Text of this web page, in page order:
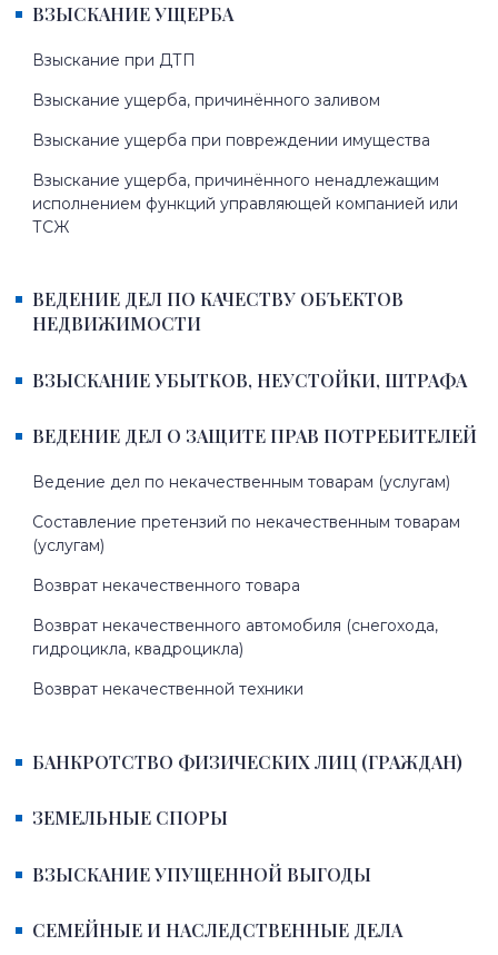
ВЗЫСКАНИЕ УЩЕРБА
Взыскание при ДТП
Взыскание ущерба, причинённого заливом
Взыскание ущерба при повреждении имущества
Взыскание ущерба, причинённого ненадлежащим
исполнением функций управляющей компанией или
ТСЖ
ВЕДЕНИЕ ДЕЛ ПО КАЧЕСТВУ ОБЪЕКТОВ
НЕДВИЖИМОСТИ
ВЗЫСКАНИЕ УБЫТКОВ, НЕУСТОЙКИ, ШТРАФА
ВЕДЕНИЕ ДЕЛ О ЗАЩИТЕ ПРАВ ПОТРЕБИТЕЛЕЙ
Ведение дел по некачественным товарам (услугам)
Составление претензий по некачественным товарам
(услугам)
Возврат некачественного товара
Возврат некачественного автомобиля (снегохода,
гидроцикла, квадроцикла)
Возврат некачественной техники
БАНКРОТСТВО ФИЗИЧЕСКИХ ЛИЦ (ГРАЖДАН)
ЗЕМЕЛЬНЫЕ СПОРЫ
ВЗЫСКАНИЕ УПУЩЕННОЙ ВЫГОДЫ
СЕМЕЙНЫЕ И НАСЛЕДСТВЕННЫЕ ДЕЛА